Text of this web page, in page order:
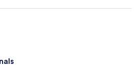
bietet genügend Auswahl.